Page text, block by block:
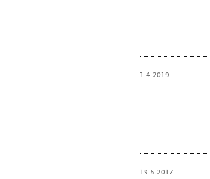
1.4.2019
19.5.2017